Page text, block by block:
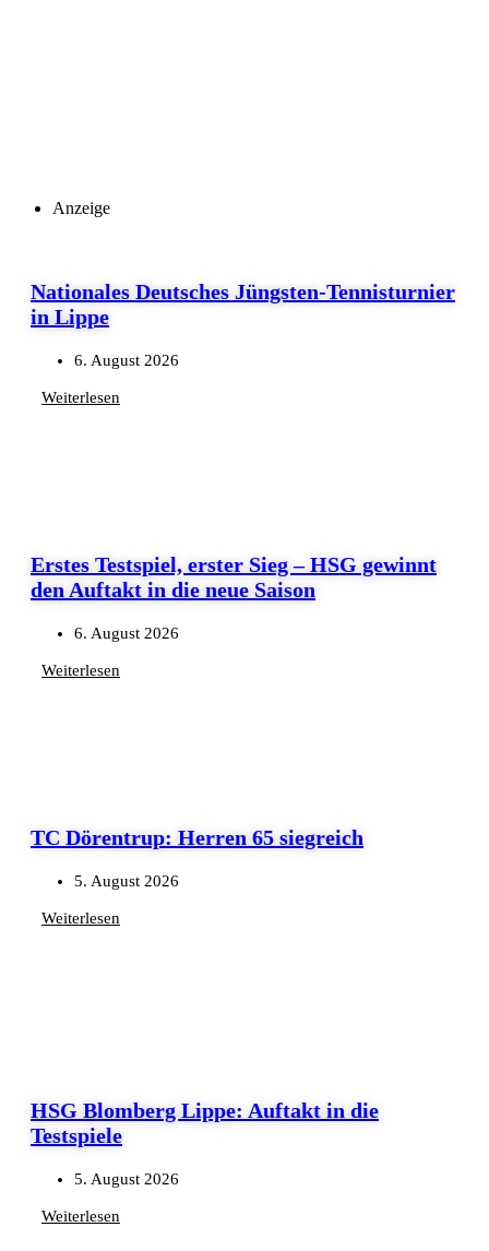
Anzeige
Nationales Deutsches Jüngsten-Tennisturnier
in Lippe
6. August 2026
Weiterlesen
Erstes Testspiel, erster Sieg – HSG gewinnt
den Auftakt in die neue Saison
6. August 2026
Weiterlesen
TC Dörentrup: Herren 65 siegreich
5. August 2026
Weiterlesen
HSG Blomberg Lippe: Auftakt in die
Testspiele
5. August 2026
Weiterlesen